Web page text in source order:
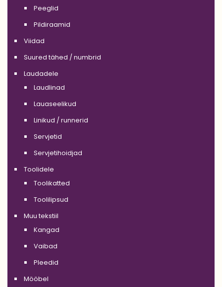
Peeglid
Pildiraamid
Viidad
Suured tähed / numbrid
Laudadele
Laudlinad
Lauaseelikud
Linikud / runnerid
Servjetid
Servjetihoidjad
Toolidele
Toolikatted
Toolilipsud
Muu tekstiil
Kangad
Vaibad
Pleedid
Mööbel